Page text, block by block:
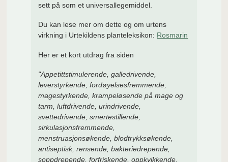
sett på som et universallegemiddel.
Du kan lese mer om dette og om urtens
virkning i Urtekildens planteleksikon: Rosmarin
Her er et kort utdrag fra siden
"Appetittstimulerende, galledrivende,
leverstyrkende, fordøyelsesfremmende,
magestyrkende, krampeløsende på mage og
tarm, luftdrivende, urindrivende,
svettedrivende, smertestillende,
sirkulasjonsfremmende,
menstruasjonsøkende, blodtrykksøkende,
antiseptisk, rensende, bakteriedrepende,
soppdrepende, forfriskende, oppkvikkende,